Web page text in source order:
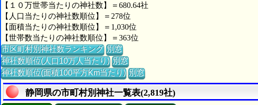
【１０万世帯当たりの神社数】＝680.64社
【人口当たりの神社数順位】＝278位
【面積当たりの神社数順位】＝1,030位
【世帯数当たりの神社数順位】＝363位
市区町村別神社数ランキング 別窓
神社数順位(人口10万人当たり) 別窓
神社数順位(面積100平方Km当たり) 別窓
静岡県の市町村別神社一覧表(2,819社)